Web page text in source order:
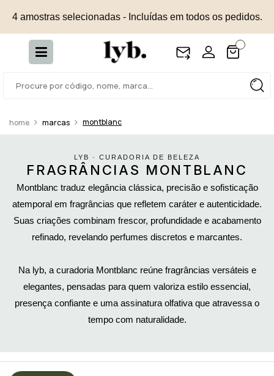
4 amostras selecionadas - Incluídas em todos os pedidos.
marcas montblanc
LYB · CURADORIA DE BELEZA
FRAGRÂNCIAS MONTBLANC
Montblanc traduz elegância clássica, precisão e sofisticação
atemporal em fragrâncias que refletem caráter e autenticidade.
Suas criações combinam frescor, profundidade e acabamento
refinado, revelando perfumes discretos e marcantes.
Na lyb, a curadoria Montblanc reúne fragrâncias versáteis e
elegantes, pensadas para quem valoriza estilo essencial,
presença confiante e uma assinatura olfativa que atravessa o
tempo com naturalidade.